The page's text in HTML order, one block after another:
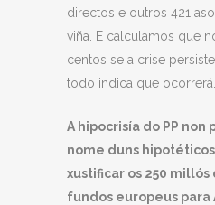
directos e outros 421
viña. E calculamos que
centos se a crise
todo indica que ocorrerá.
A hipocrisía do PP non
nome duns
xustificar os 250 millós
fundos europeus